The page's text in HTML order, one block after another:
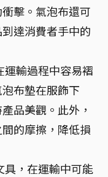
擊。氣泡布還可
達消費者手中的
運輸過程中容易褶
布墊在服飾下
品美觀。此外，
的摩擦，降低損
具，在運輸中可能